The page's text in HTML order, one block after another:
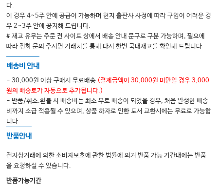
악액질 284
개요 284 / 기전 284 / 평가 285 / 처치 285 / 예후 286 / 통합의학적 접근
287 / 한약 치료 287
암성 피로 289
개요 289 / 원인 289 / 평가 290 / 치료 291 / 통합의학적 접근 291 / 한의학
오심과 구토 295
개요 295 / 원인 296 / 분류 296 / 처치 297 / 통합의학적 접근 298 / 한의학
적 치료 298
설사 300
변비 303
개요 303 / 원인 303 / 평가 303 / 처치 304 / 한약 치료 304
다.
이 경우 4~5주 안에 공급이 가능하며 현지 출판사 사정에 따라 구입이 어려운 경
우 2~3주 안에 공지해 드립니다.
# 재고 유무는 주문 전 사이트 상에서 배송 안내 문구로 구분 가능하며, 필요에
따라 전화 문의 주시면 거래처를 통해 다시 한번 국내재고를 확인해 드립니다.
배송비 안내
- 30,000원 이상 구매시 무료배송 (결제금액이 30,000원 미만일 경우 3,000
원의 배송료가 자동으로 추가됩니다.)
- 반품/취소.환불 시 배송비는 최소 무료 배송이 되었을 경우, 처음 발생한 배송
비까지 소급 적용될 수 있으며, 상품 하자로 인한 도서 교환시에는 무료로 가능합
니다.
반품안내
전자상거래에 의한 소비자보호에 관한 법률에 의거 반품 가능 기간내에는 반품
을 요청하실 수 있습니다.
반품가능기간